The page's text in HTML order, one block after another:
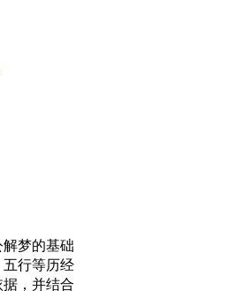
梦的基础
五行等历经
，并结合